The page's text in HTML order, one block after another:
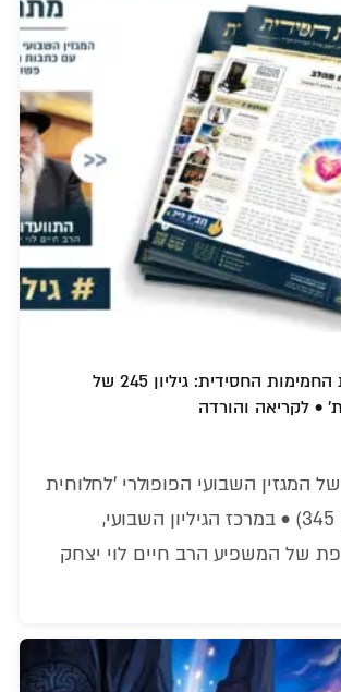
להרגיש שוב את החמימות החסידית: גיליון 245 של
• לקריאה והורדה
המגזין השבועי הפופולרי 'לחלוחית
חסידית' (גיליון 345) • במרכז הגיליון השבועי,
של המשפיע הרב חיים לוי יצחק